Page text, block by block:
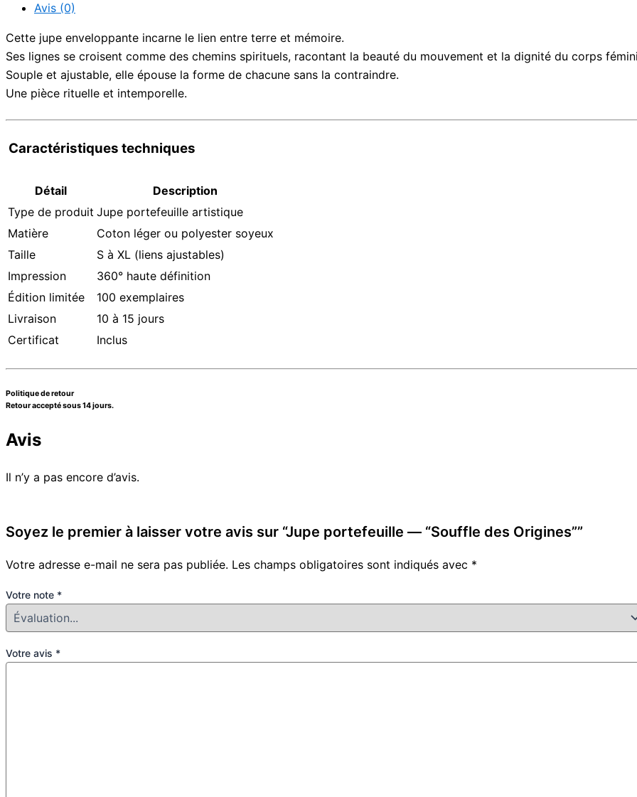
Avis (0)
Cette jupe enveloppante incarne le lien entre terre et mémoire.
Ses lignes se croisent comme des chemins spirituels, racontant la beauté du mouvement et la dignité du corps
Souple et ajustable, elle épouse la forme de chacune sans la contraindre.
Une pièce rituelle et intemporelle.
Caractéristiques techniques
Détail
Description
Type de produit Jupe portefeuille artistique
Matière
Coton léger ou polyester soyeux
Taille
S à XL (liens ajustables)
Impression
360° haute définition
Édition limitée
100 exemplaires
Livraison
10 à 15 jours
Certificat
Inclus
Politique de retour
Retour accepté sous 14 jours.
Avis
Il n’y a pas encore d’avis.
Soyez le premier à laisser votre avis sur “Jupe portefeuille — “Souffle des Origines””
Votre adresse e-mail ne sera pas publiée. Les champs obligatoires sont indiqués avec *
Votre note *
Votre avis *